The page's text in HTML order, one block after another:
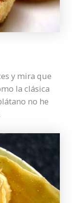
y mira que
la clásica
no he